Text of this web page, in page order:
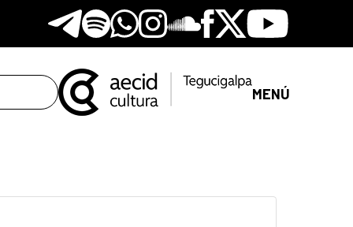
Telegram
SpotifyWhatsapp
Instagram
Soundclore
Facebook
X Youtube
MENÚ